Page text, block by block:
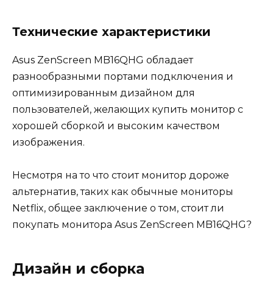
Технические характеристики
Asus ZenScreen MB16QHG обладает
разнообразными портами подключения и
оптимизированным дизайном для
пользователей, желающих купить монитор с
хорошей сборкой и высоким качеством
изображения.
Несмотря на то что стоит монитор дороже
альтернатив, таких как обычные мониторы
Netflix, общее заключение о том, стоит ли
покупать монитора Asus ZenScreen MB16QHG?
Дизайн и сборка